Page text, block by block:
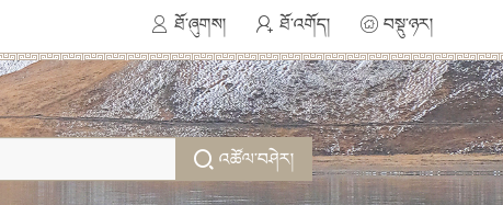
ཐོ་ཞུགས། ཐོ་འགོད། བསྡུ་ཉར།
འཚོལ་བཤེར།